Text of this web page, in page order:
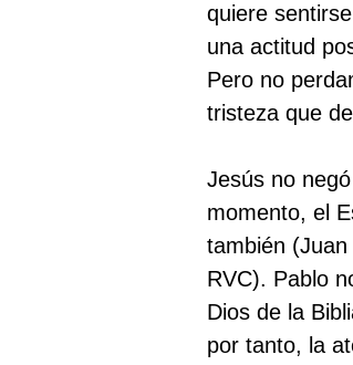
quiere
una actitud
Pero no
tristeza que
Jesús no
momento, el
también
RVC). Pablo
Dios de la
por tanto, la